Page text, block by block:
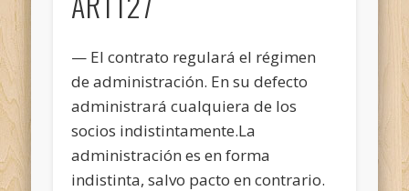
— El contrato regulará el régimen
de administración. En su defecto
administrará cualquiera de los
socios indistintamente.La
administración es en forma
indistinta, salvo pacto en contrario.